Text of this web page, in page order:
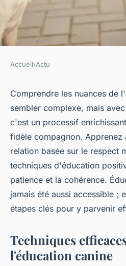
Comment
son chien
evette •31 mai 2024• 3 min de
Accueil›Actu
Comprendre les nuances de
sembler complexe, mais
c'est un processif
fidèle compagnon. Apprenez
relation basée sur le respect
techniques d'éducation
patience et la cohérence.
jamais été aussi accessible ;
étapes clés pour y parvenir
Techniques
l'éducation canine